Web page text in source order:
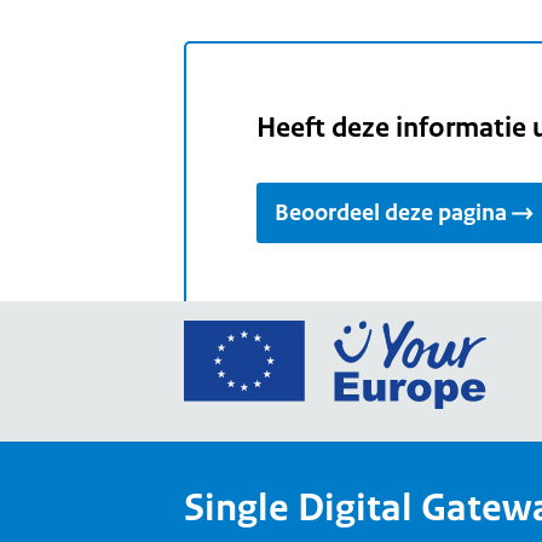
Heeft deze informatie
Beoordeel deze pagina
Ga
Your
Single Digital